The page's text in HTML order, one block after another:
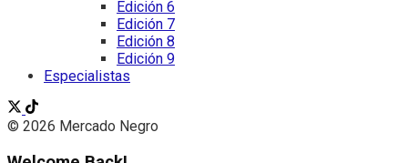
Edición 6
Edición 7
Edición 8
Edición 9
Especialistas
© 2026 Mercado Negro